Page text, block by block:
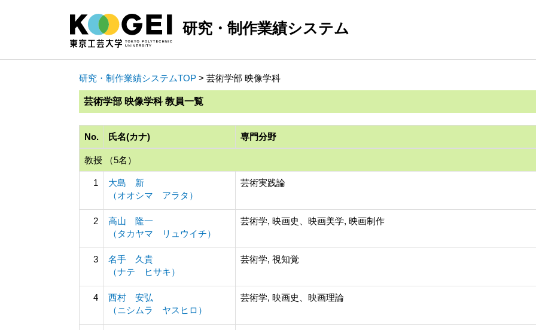
研究・制作業績システム
研究・制作業績システムTOP > 芸術学部 映像学科
芸術学部 映像学科 教員一覧
No. 氏名(カナ) 専門分野
教授 （5名）
1
大島 新
（オオシマ アラタ）
芸術実践論
2
高山 隆一
（タカヤマ リュウイチ）
芸術学, 映画史、映画美学, 映画制作
3
名手 久貴
（ナテ ヒサキ）
芸術学, 視知覚
4
西村 安弘
（ニシムラ ヤスヒロ）
芸術学, 映画史、映画理論